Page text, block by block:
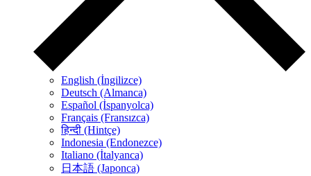
English (İngilizce)
Deutsch (Almanca)
Español (İspanyolca)
Français (Fransızca)
हिन्दी (Hintçe)
Indonesia (Endonezce)
Italiano (İtalyanca)
日本語 (Japonca)